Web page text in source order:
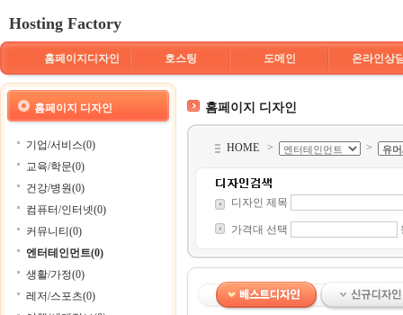
Hosting Factory
홈페이지디자인 호스팅 도메인 온라인상
홈페이지 디자인
기업/서비스(0)
교육/학문(0)
건강/병원(0)
컴퓨터/인터넷(0)
커뮤니티(0)
엔터테인먼트(0)
생활/가정(0)
레저/스포츠(0)
홈페이지 디자인
HOME > >
디자인 제목
가격대 선택